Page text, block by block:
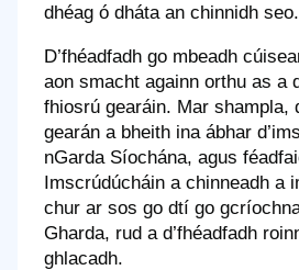
dhéag ó dháta an chinnidh seo.
D’fhéadfadh go mbeadh
aon smacht againn orthu as a
fhiosrú gearáin. Mar shampla,
gearán a bheith ina ábhar
nGarda Síochána, agus
Imscrúdúcháin a chinneadh a
chur ar sos go dtí go
Gharda, rud a d’fhéadfadh
ghlacadh.